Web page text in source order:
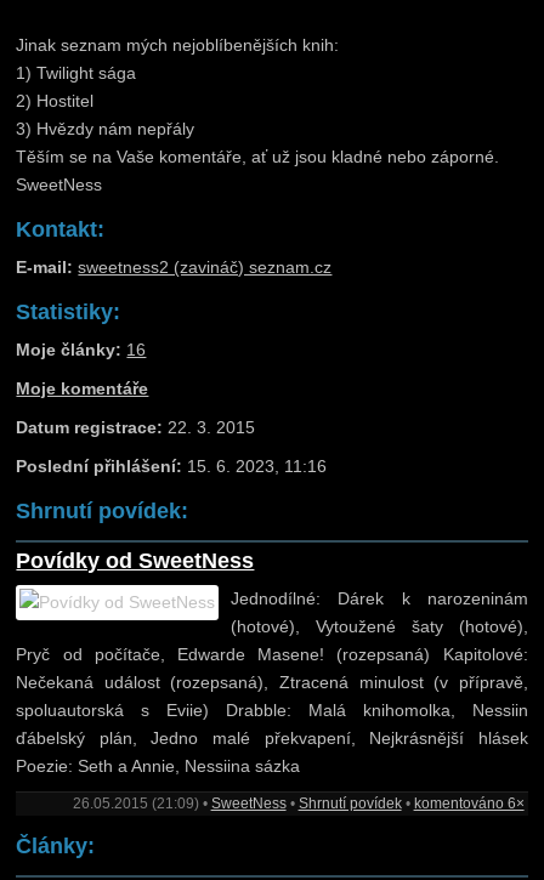
Jinak seznam mých nejoblíbenějších knih:
1) Twilight sága
2) Hostitel
3) Hvězdy nám nepřály
Těším se na Vaše komentáře, ať už jsou kladné nebo záporné.
SweetNess
Kontakt:
E-mail: sweetness2 (zavináč) seznam.cz
Statistiky:
Moje články: 16
Moje komentáře
Datum registrace: 22. 3. 2015
Poslední přihlášení: 15. 6. 2023, 11:16
Shrnutí povídek:
Povídky od SweetNess
Jednodílné: Dárek k narozeninám
(hotové), Vytoužené šaty (hotové),
Pryč od počítače, Edwarde Masene! (rozepsaná) Kapitolové:
Nečekaná událost (rozepsaná), Ztracená minulost (v přípravě,
spoluautorská s Eviie) Drabble: Malá knihomolka, Nessiin
ďábelský plán, Jedno malé překvapení, Nejkrásnější hlásek
Poezie: Seth a Annie, Nessiina sázka
26.05.2015 (21:09) • SweetNess• Shrnutí povídek• komentováno 6×
Články: